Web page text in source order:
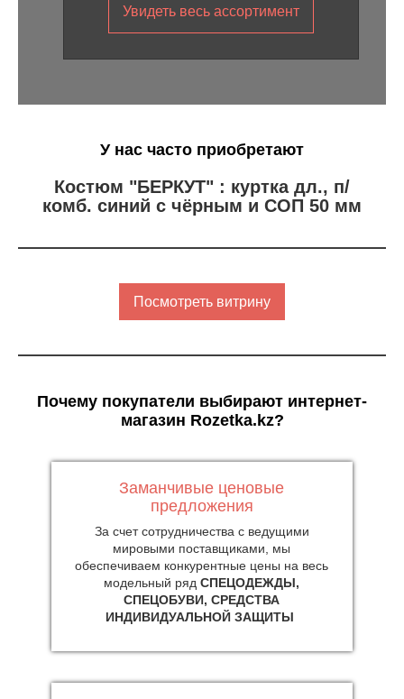
Увидеть весь ассортимент
У нас часто приобретают
Костюм "БЕРКУТ" : куртка дл., п/
комб. синий с чёрным и СОП 50 мм
Посмотреть витрину
Почему покупатели выбирают интернет-
магазин Rozetka.kz?
Заманчивые ценовые
предложения
За счет сотрудничества с ведущими
мировыми поставщиками, мы
обеспечиваем конкурентные цены на весь
модельный рядСПЕЦОДЕЖДЫ,
СПЕЦОБУВИ, СРЕДСТВА
ИНДИВИДУАЛЬНОЙ ЗАЩИТЫ